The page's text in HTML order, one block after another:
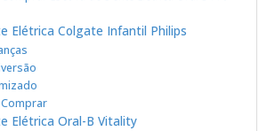
Elétrica Colgate Infantil Philips
Elétrica Oral-B Vitality